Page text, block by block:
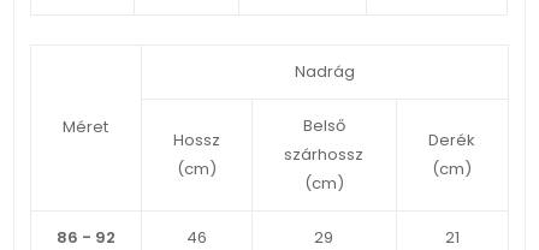
Méret
Nadrág
Hossz
(cm)
Belső
szárhossz
(cm)
Derék
(cm)
86 - 92 46 29 21